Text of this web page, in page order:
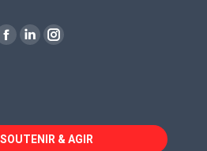
La
dans
une
La
dans
une
La
dans
une
& AGIR